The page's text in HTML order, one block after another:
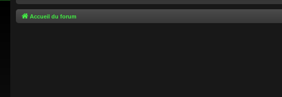
Accueil du forum